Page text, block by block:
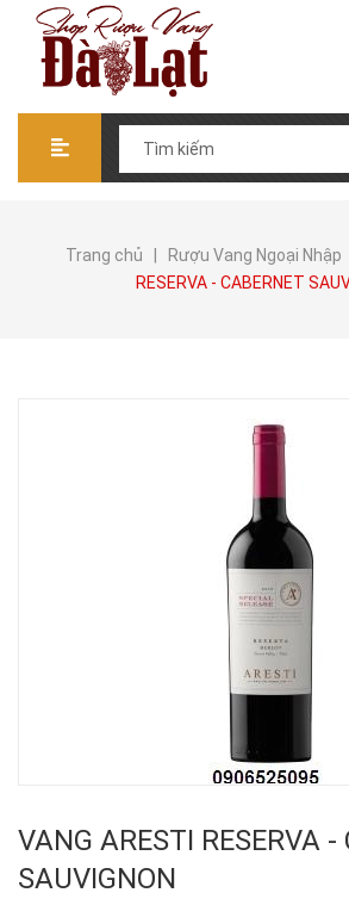
Trang chủ Rượu Vang Ngoại Nhập
RESERVA - CABERNET
VANG ARESTI RESERVA -
SAUVIGNON